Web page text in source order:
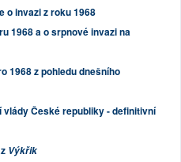
o invazi z roku 1968
1968 a o srpnové invazi na
1968 z pohledu dnešního
vlády České republiky - definitivní
Výkřik